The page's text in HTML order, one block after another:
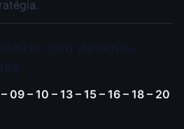
09 – 10 – 13 – 15 – 16 – 18 – 20